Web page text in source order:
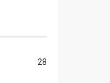
28